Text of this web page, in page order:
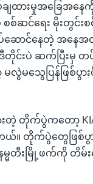
ထားမှုအခြေအန
စ်ဆင်ရေး မိုးတွင်း
ောင်နေတဲ့ အနေအထ
ဒီတိုင်းပဲ ဆက်ပြီးမှ
သွေပြန်ဖြစ်ပွားဖို့
းတဲ့ တိုက်ပွဲကတော့
ါတယ်။ တိုက်ပွဲတွေဖြစ်
မတီးမြို့ဖက်ကို တိမ်းရှ